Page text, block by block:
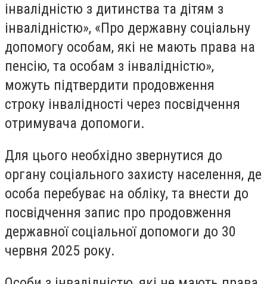
інвалідністю з дитинства та дітям з
інвалідністю», «Про державну соціальну
допомогу особам, які не мають права на
пенсію, та особам з інвалідністю»,
можуть підтвердити продовження
строку інвалідності через посвідчення
отримувача допомоги.
Для цього необхідно звернутися до
органу соціального захисту населення, де
особа перебуває на обліку, та внести до
посвідчення запис про продовження
державної соціальної допомоги до 30
червня 2025 року.